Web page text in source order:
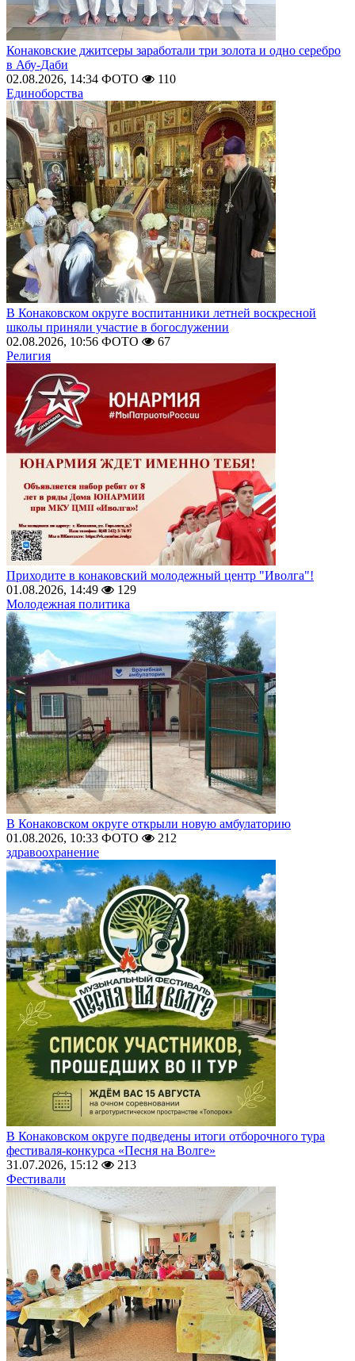
Конаковские джитсеры заработали три золота и одно серебро
в Абу-Даби
02.08.2026, 14:34 ФОТО
110
Единоборства
В Конаковском округе воспитанники летней воскресной
школы приняли участие в богослужении
02.08.2026, 10:56 ФОТО
67
Религия
Приходите в конаковский молодежный центр "Иволга"!
01.08.2026, 14:49
129
Молодежная политика
В Конаковском округе открыли новую амбулаторию
01.08.2026, 10:33 ФОТО
212
здравоохранение
В Конаковском округе подведены итоги отборочного тура
фестиваля-конкурса «Песня на Волге»
31.07.2026, 15:12
213
Фестивали